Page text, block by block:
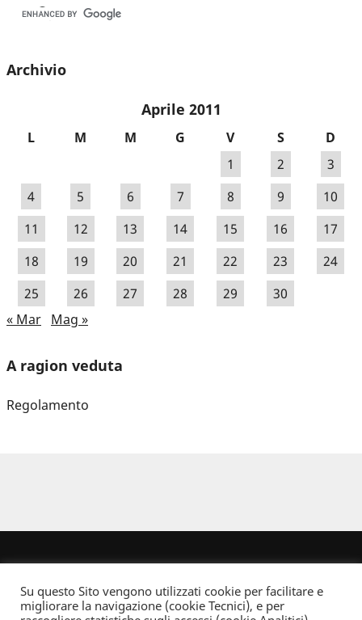
Archivio
Aprile 2011
L M M G V S
D
1
2
3
4
5 6 7 8 9
10
11
12 13 14 15 16
17
18
19 20 21 22 23
24
25
26 27 28 29
30
« Mar Mag »
A ragion veduta
Regolamento
Su questo Sito vengono utilizzati cookie per facilitare e
migliorare la navigazione (cookie Tecnici), e per